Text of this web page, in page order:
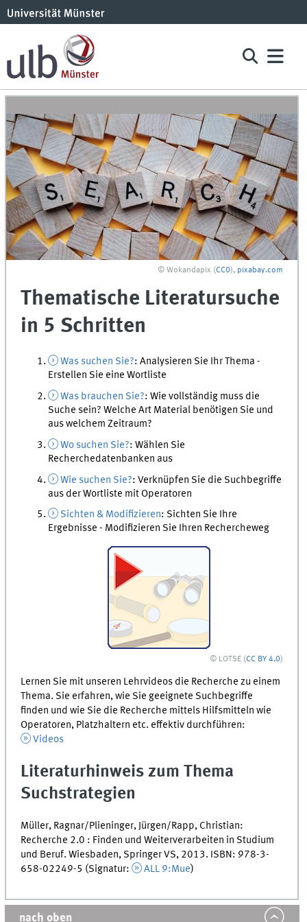
© Wokandapix (CC0), pixabay.com
Thematische Literatursuche
in 5 Schritten
Was suchen Sie?: Analysieren Sie Ihr Thema -
Erstellen Sie eine Wortliste
Was brauchen Sie?: Wie vollständig muss die
Suche sein? Welche Art Material benötigen Sie und
aus welchem Zeitraum?
Wo suchen Sie?: Wählen Sie
Recherchedatenbanken aus
Wie suchen Sie?: Verknüpfen Sie die Suchbegriffe
aus der Wortliste mit Operatoren
Sichten & Modifizieren: Sichten Sie Ihre
Ergebnisse - Modifizieren Sie Ihren Rechercheweg
© LOTSE (CC BY 4.0)
Lernen Sie mit unseren Lehrvideos die Recherche zu einem
Thema. Sie erfahren, wie Sie geeignete Suchbegriffe
finden und wie Sie die Recherche mittels Hilfsmitteln wie
Operatoren, Platzhaltern etc. effektiv durchführen:
Videos
Literaturhinweis zum Thema
Suchstrategien
Müller, Ragnar/Plieninger, Jürgen/Rapp, Christian:
Recherche 2.0 : Finden und Weiterverarbeiten in Studium
und Beruf. Wiesbaden, Springer VS, 2013. ISBN: 978-3-
658-02249-5 (Signatur:
ALL 9:Mue)
nach oben